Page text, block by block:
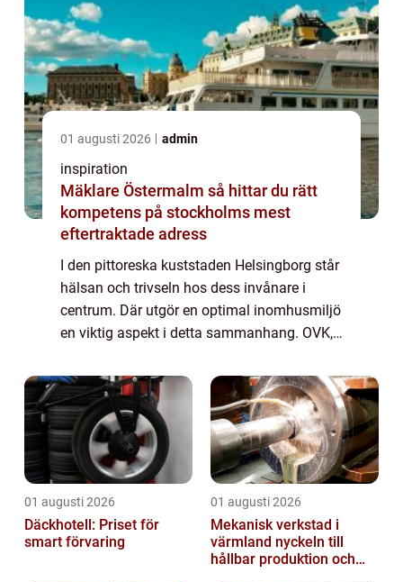
01 augusti 2026 admin
inspiration
Mäklare Östermalm så hittar du rätt
kompetens på stockholms mest
eftertraktade adress
I den pittoreska kuststaden Helsingborg står
hälsan och trivseln hos dess invånare i
centrum. Där utgör en optimal inomhusmiljö
en viktig aspekt i detta sammanhang. OVK,
01 augusti 2026
Däckhotell: Priset för
smart förvaring
01 augusti 2026
Mekanisk verkstad i
värmland nyckeln till
hållbar produktion och